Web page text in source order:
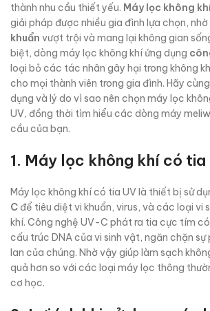
thành nhu cầu thiết yếu. Máy lọc không
giải pháp được nhiều gia đình lựa chọn, nhờ
khuẩn vượt trội và mang lại không gian
biệt, dòng máy lọc không khí ứng dụng
loại bỏ các tác nhân gây hại trong không
cho mọi thành viên trong gia đình. Hãy
dụng và lý do vì sao nên chọn máy lọc
UV, đồng thời tìm hiểu các dòng máy
cầu của bạn.
1. Máy lọc không khí có tia
Máy lọc không khí có tia UV là thiết bị sử
C để tiêu diệt vi khuẩn, virus, và các loại vi
khí. Công nghệ UV-C phát ra tia cực tím
cấu trúc DNA của vi sinh vật, ngăn chặn
lan của chúng. Nhờ vậy giúp làm sạch
quả hơn so với các loại máy lọc thông
cơ học.